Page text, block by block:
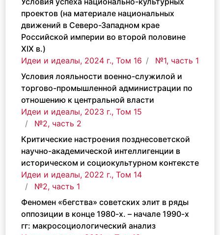
проектов (на материале национальных
движений в Северо-Западном крае
Российской империи во второй половине
XIX в.)
Идеи и идеалы, 2024 г., Том 16
№1, часть 1
Условия лояльности военно-служилой и
торгово-промышленной администрации по
отношению к центральной власти
Идеи и идеалы, 2023 г., Том 15
№2, часть 2
Критические настроения позднесоветской
научно-академической интеллигенции в
историческом и социокультурном контексте
Идеи и идеалы, 2022 г., Том 14
№2, часть 1
Феномен «бегства» советских элит в ряды
оппозиции в конце 1980-х. – начале 1990-х
гг: макросоциологический анализ